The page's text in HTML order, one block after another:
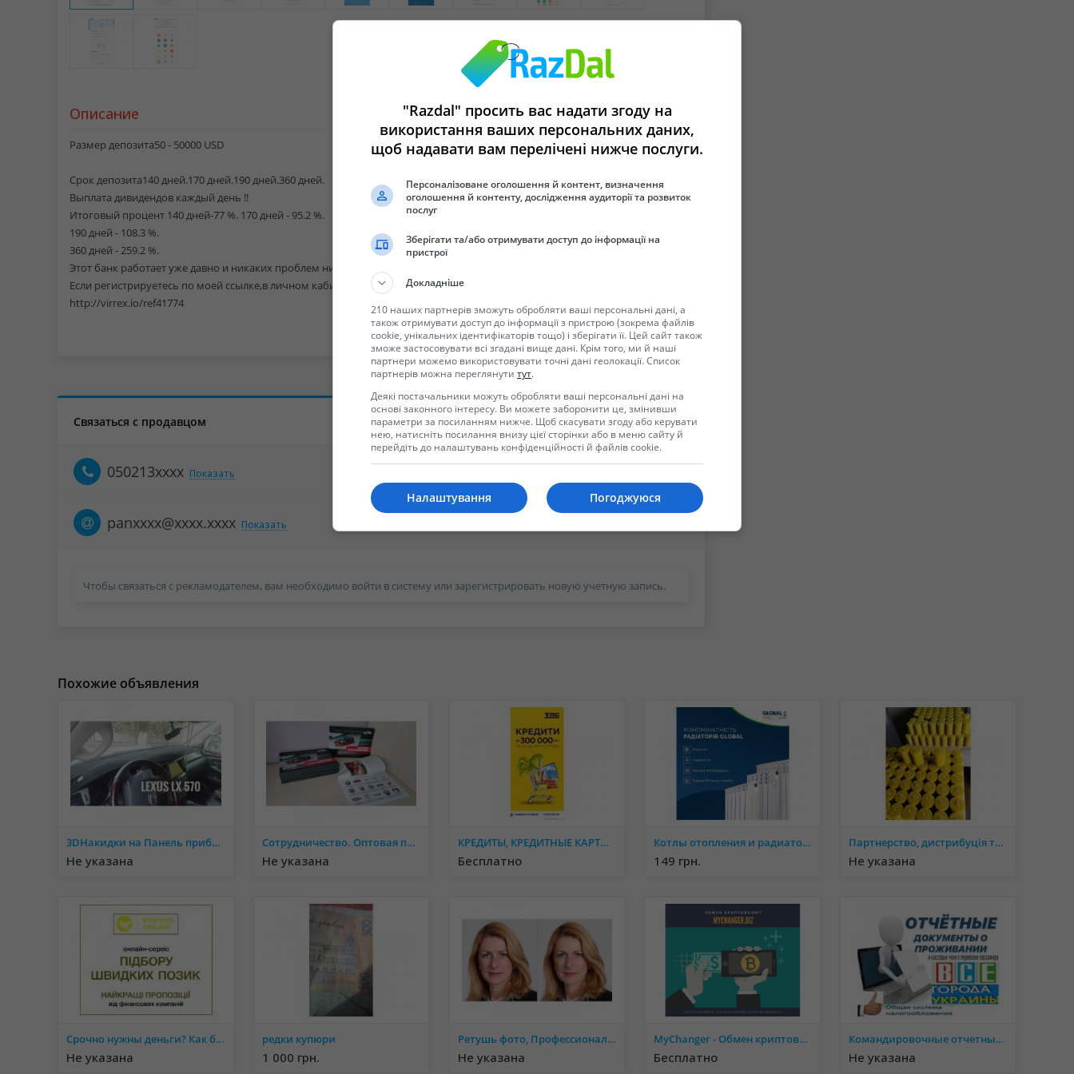
Описание
Размер депозита50 - 50000 USD
Срок депозита140 дней.170 дней.190 дней.360 дней.
Выплата дивидендов каждый день !!
Итоговый процент 140 дней-77 %. 170 дней - 95.2 %.
190 дней - 108.3 %.
360 дней - 259.2 %.
Этот банк работает уже давно и никаких проблем никогда не было.
Если регистрируетесь по моей ссылке,в личном кабинете вы можете мне написать и я вам буду помогать.
http://virrex.io/ref41774
Связаться с продавцом
050213xxxx Показать
panxxxx@xxxx.xxxx Показать
Чтобы связаться с рекламодателем, вам необходимо войти в систему или зарегистрировать новую учетную запись.
Похожие объявления
3DНакидки на Панель приборов. Защищает от солнечных воздествий
Не указана
Сотрудничество. Оптовая продажа Автокаталог "Логотипы автомобилей мира"
Не указана
КРЕДИТЫ, КРЕДИТНЫЕ КАРТЫ, ПЕРЕКРИДИТОВАНИЕ
Бесплатно
Котлы отопления и радиаторы отопления от поставщика - ОПТ
149 грн.
Партнерство, дистрибуція товарів бренду Eco Candles, Бізнес: продажі свічок
Не указана
Срочно нужны деньги? Как быть?! Где взять? Читай тут!
Не указана
редки купюри
1 000 грн.
Ретушь фото, Профессиональная обработка фото
Не указана
MyChanger - Обмен криптовалют по выгодным курсам. Покупка БЕЗ КОМИССИИ
Бесплатно
Командировочные отчетные документы кассовые чеки за проживание и проезд в любой город Украины купить
Не указана
"Razdal" просить вас надати згоду на
використання ваших персональних даних,
щоб надавати вам перелічені нижче послуги.
Персоналізоване оголошення й контент, визначення
оголошення й контенту, дослідження аудиторії та розвиток
послуг
Зберігати та/або отримувати доступ до інформації на
пристрої
Докладніше
210 наших партнерів зможуть обробляти ваші персональні дані, а
також отримувати доступ до інформації з пристрою (зокрема файлів
cookie, унікальних ідентифікаторів тощо) і зберігати її. Цей сайт також
зможе застосовувати всі згадані вище дані. Крім того, ми й наші
партнери можемо використовувати точні дані геолокації. Список
партнерів можна переглянути тут.
Деякі постачальники можуть обробляти ваші персональні дані на
основі законного інтересу. Ви можете заборонити це, змінивши
параметри за посиланням нижче. Щоб скасувати згоду або керувати
нею, натисніть посилання внизу цієї сторінки або в меню сайту й
перейдіть до налаштувань конфіденційності й файлів cookie.
Погоджуюся
Налаштування